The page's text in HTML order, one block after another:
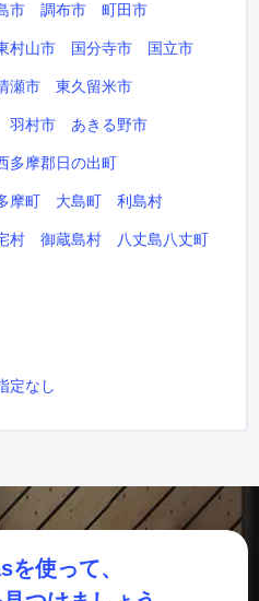
市 調布市 町田市
村山市 国分寺市 国立市
瀬市 東久留米市
羽村市 あきる野市
多摩郡日の出町
摩町 大島町 利島村
村 御蔵島村 八丈島八丈町
定なし
使って、